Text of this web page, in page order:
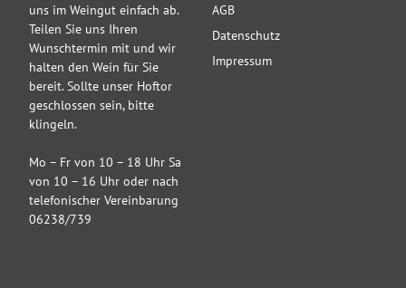
uns im Weingut einfach ab.
Teilen Sie uns Ihren
Wunschtermin mit und wir
halten den Wein für Sie
bereit. Sollte unser Hoftor
geschlossen sein, bitte
klingeln.
Mo – Fr von 10 – 18 Uhr Sa
von 10 – 16 Uhr oder nach
telefonischer Vereinbarung
06238/739
AGB
Datenschutz
Impressum